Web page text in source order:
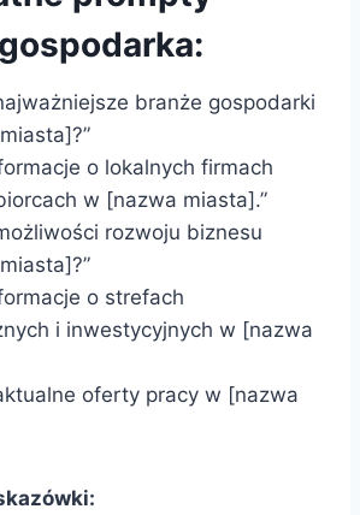
branże gospodarki
o lokalnych firmach
w [nazwa miasta].”
rozwoju biznesu
o strefach
i inwestycyjnych w [nazwa
oferty pracy w [nazwa